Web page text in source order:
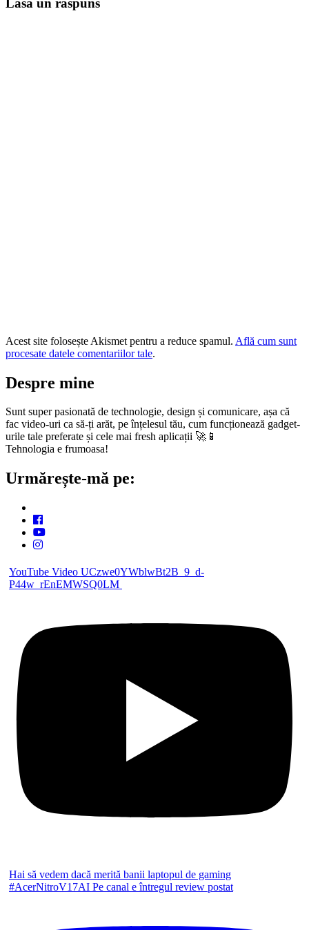
Lasă un răspuns
Acest site folosește Akismet pentru a reduce spamul. Află cum sunt
procesate datele comentariilor tale.
Despre mine
Sunt super pasionată de technologie, design și comunicare, așa că
fac video-uri ca să-ți arăt, pe înțelesul tău, cum funcționează gadget-
urile tale preferate și cele mai fresh aplicații 🚀📱
Tehnologia e frumoasa!
Urmărește-mă pe:
YouTube Video UCzwe0YWblwBt2B_9_d-
P44w_rEnEMWSQ0LM
Hai să vedem dacă merită banii laptopul de gaming
#AcerNitroV17AI Pe canal e întregul review postat